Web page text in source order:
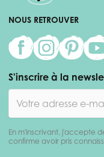
NOUS RETROUVER
S'inscrire à la
En m'inscrivant, j'accepte
confirme avoir pris